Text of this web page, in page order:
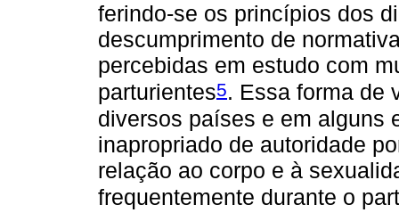
ferindo-se os princípios dos
descumprimento de
percebidas em estudo com
parturientes5. Essa forma de
diversos países e em alguns
inapropriado de autoridade
relação ao corpo e à
frequentemente durante o